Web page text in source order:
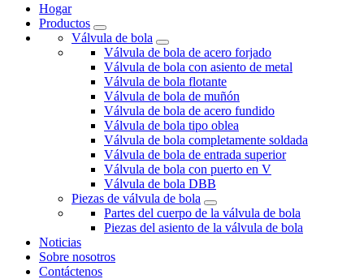
Hogar
Productos
Válvula de bola
Válvula de bola de acero forjado
Válvula de bola con asiento de metal
Válvula de bola flotante
Válvula de bola de muñón
Válvula de bola de acero fundido
Válvula de bola tipo oblea
Válvula de bola completamente soldada
Válvula de bola de entrada superior
Válvula de bola con puerto en V
Válvula de bola DBB
Piezas de válvula de bola
Partes del cuerpo de la válvula de bola
Piezas del asiento de la válvula de bola
Noticias
Sobre nosotros
Contáctenos